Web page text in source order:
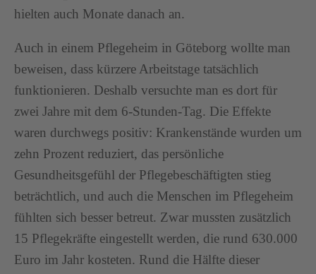
hielten auch Monate danach an.
Auch in einem Pflegeheim in Göteborg wollte man
beweisen, dass kürzere Arbeitstage tatsächlich
funktionieren. Deshalb versuchte man es dort für
zwei Jahre mit dem 6-Stunden-Tag. Die Effekte
waren durchwegs positiv: Krankenstände wurden um
zehn Prozent reduziert, das persönliche
Gesundheitsgefühl der Pflegebeschäftigten stieg
beträchtlich, und auch die Menschen im Pflegeheim
fühlten sich besser betreut. Zwar mussten zusätzlich
15 Pflegekräfte eingestellt werden, die rund 630.000
Euro im Jahr kosteten. Rund die Hälfte dieser